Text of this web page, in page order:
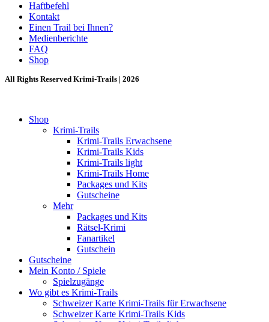
Haftbefehl
Kontakt
Einen Trail bei Ihnen?
Medienberichte
FAQ
Shop
All Rights Reserved Krimi-Trails | 2026
Shop
Krimi-Trails
Krimi-Trails Erwachsene
Krimi-Trails Kids
Krimi-Trails light
Krimi-Trails Home
Packages und Kits
Gutscheine
Mehr
Packages und Kits
Rätsel-Krimi
Fanartikel
Gutschein
Gutscheine
Mein Konto / Spiele
Spielzugänge
Wo gibt es Krimi-Trails
Schweizer Karte Krimi-Trails für Erwachsene
Schweizer Karte Krimi-Trails Kids